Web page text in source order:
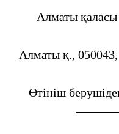
Алматы
Алматы қ.,
Өтініш